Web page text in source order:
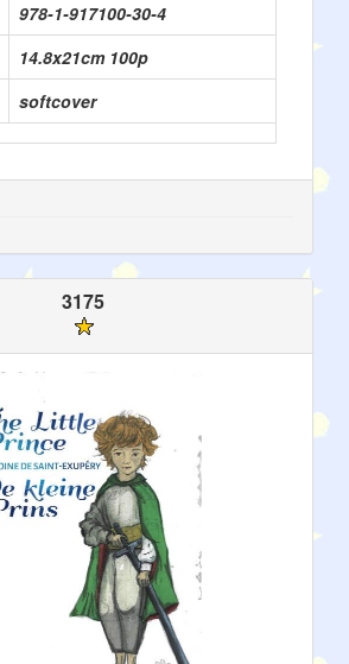
978-1-917100-30-4
14.8x21cm 100p
softcover
3175